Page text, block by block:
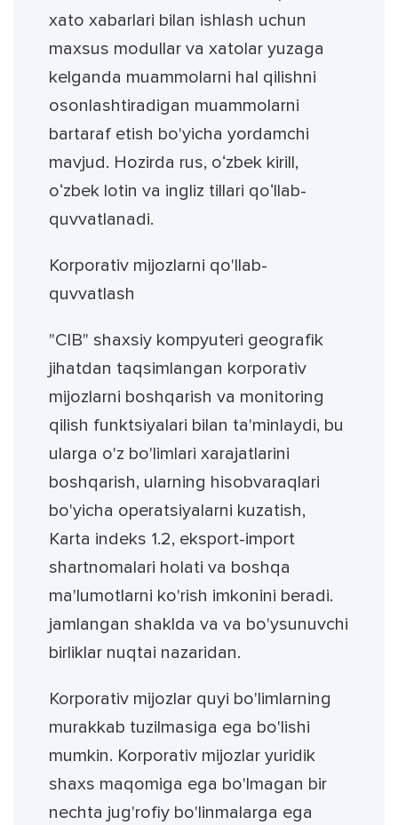
xato xabarlari bilan ishlash uchun
maxsus modullar va xatolar yuzaga
kelganda muammolarni hal qilishni
osonlashtiradigan muammolarni
bartaraf etish bo'yicha yordamchi
mavjud. Hozirda rus, oʻzbek kirill,
oʻzbek lotin va ingliz tillari qoʻllab-
quvvatlanadi.
Korporativ mijozlarni qo'llab-
quvvatlash
"CIB" shaxsiy kompyuteri geografik
jihatdan taqsimlangan korporativ
mijozlarni boshqarish va monitoring
qilish funktsiyalari bilan ta'minlaydi, bu
ularga o'z bo'limlari xarajatlarini
boshqarish, ularning hisobvaraqlari
bo'yicha operatsiyalarni kuzatish,
Karta indeks 1.2, eksport-import
shartnomalari holati va boshqa
ma'lumotlarni ko'rish imkonini beradi.
jamlangan shaklda va va bo'ysunuvchi
birliklar nuqtai nazaridan.
Korporativ mijozlar quyi bo'limlarning
murakkab tuzilmasiga ega bo'lishi
mumkin. Korporativ mijozlar yuridik
shaxs maqomiga ega bo'lmagan bir
nechta jug'rofiy bo'linmalarga ega